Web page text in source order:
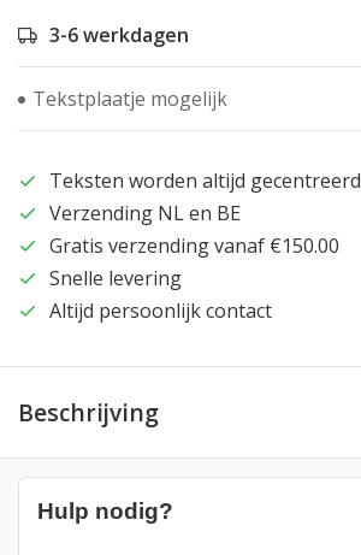
3-6 werkdagen
Tekstplaatje mogelijk
Teksten worden altijd gecentreerd
Verzending NL en BE
Gratis verzending vanaf €150.00
Snelle levering
Altijd persoonlijk contact
Beschrijving
Hulp nodig?